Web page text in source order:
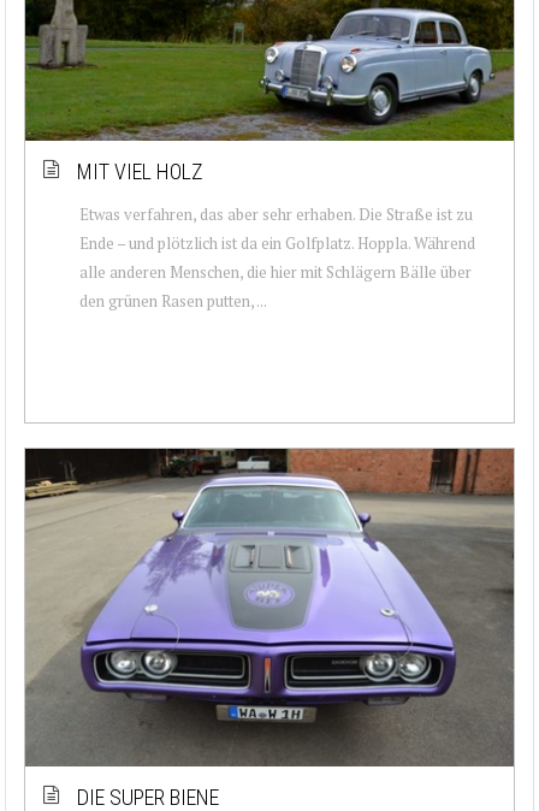
MIT VIEL HOLZ
Etwas verfahren, das aber sehr erhaben. Die Straße ist zu
Ende – und plötzlich ist da ein Golfplatz. Hoppla. Während
alle anderen Menschen, die hier mit Schlägern Bälle über
den grünen Rasen putten, ...
DIE SUPER BIENE